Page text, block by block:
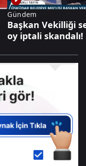
Gündem
Başkan Vekilliği
oy iptali skandalı!